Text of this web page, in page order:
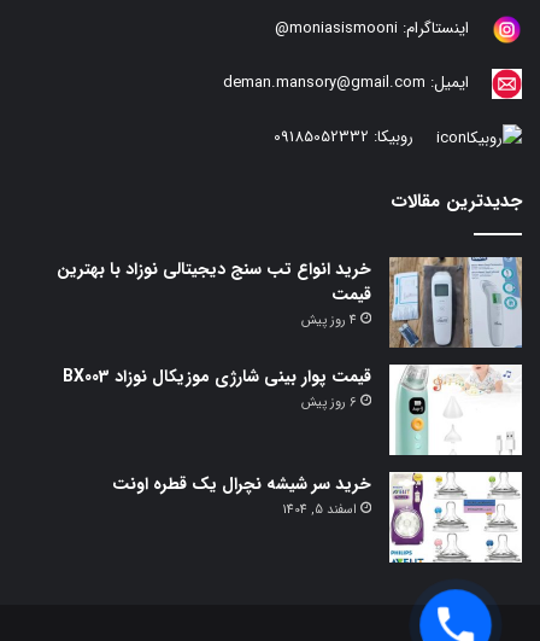
اینستاگرام: moniasismooni@
ایمیل: deman.mansory@gmail.com
روبیکا: 09185052332
جدیدترین مقالات
خرید انواع تب سنج دیجیتالی نوزاد با بهترین
قیمت
4 روز پیش
قیمت پوار بینی شارژی موزیکال نوزاد BX003
6 روز پیش
خرید سر شیشه نچرال یک قطره اونت
اسفند 5, 1404